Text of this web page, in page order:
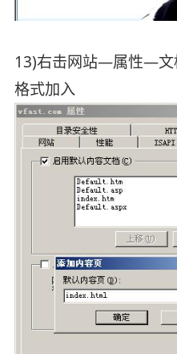
13)右击网站—属性—
格式加入